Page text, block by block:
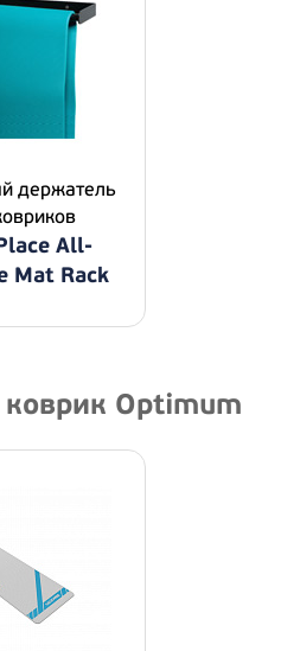
держатель
All-
Mat Rack
Optimum